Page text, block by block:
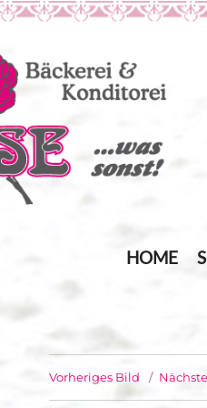
HOME
Vorheriges Bild